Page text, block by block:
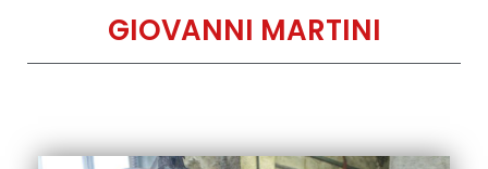
GIOVANNI MARTINI